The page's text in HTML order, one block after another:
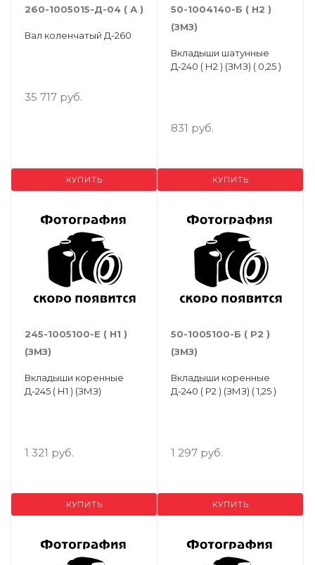
260-1005015-Д-04 ( А )
Вал коленчатый Д-260
35 717 руб.
КУПИТЬ
50-1004140-Б ( Н2 )
(ЗМЗ)
Вкладыши шатунные
Д-240 ( Н2 ) (ЗМЗ) ( 0,25 )
831 руб.
КУПИТЬ
245-1005100-Е ( Н1 )
(ЗМЗ)
Вкладыши коренные
Д-245 ( Н1 ) (ЗМЗ)
1 321 руб.
КУПИТЬ
50-1005100-Б ( Р2 )
(ЗМЗ)
Вкладыши коренные
Д-240 ( Р2 ) (ЗМЗ) ( 1,25 )
1 297 руб.
КУПИТЬ